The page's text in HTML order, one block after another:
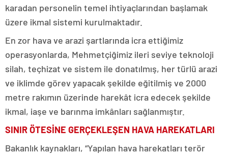
karadan personelin temel ihtiyaçlarından başlamak
üzere ikmal sistemi kurulmaktadır.
En zor hava ve arazi şartlarında icra ettiğimiz
operasyonlarda, Mehmetçiğimiz ileri seviye teknoloji
silah, teçhizat ve sistem ile donatılmış, her türlü arazi
ve iklimde görev yapacak şekilde eğitilmiş ve 2000
metre rakımın üzerinde harekât icra edecek şekilde
ikmal, iaşe ve barınma imkânları sağlanmıştır.
SINIR ÖTESİNE GERÇEKLEŞEN HAVA HAREKATLARI
Bakanlık kaynakları, “Yapılan hava harekatları terör